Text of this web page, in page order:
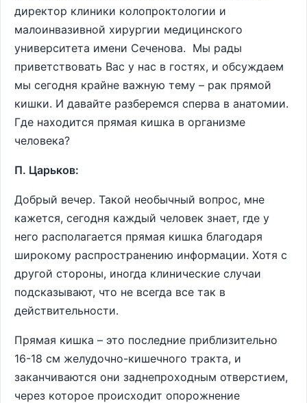
директор клиники колопроктологии и
малоинвазивной хирургии медицинского
университета имени Сеченова. Мы рады
приветствовать Вас у нас в гостях, и обсуждаем
мы сегодня крайне важную тему – рак прямой
кишки. И давайте разберемся сперва в анатомии.
Где находится прямая кишка в организме
человека?
П. Царьков:
Добрый вечер. Такой необычный вопрос, мне
кажется, сегодня каждый человек знает, где у
него располагается прямая кишка благодаря
широкому распространению информации. Хотя с
другой стороны, иногда клинические случаи
подсказывают, что не всегда все так в
действительности.
Прямая кишка – это последние приблизительно
16-18 см желудочно-кишечного тракта, и
заканчиваются они заднепроходным отверстием,
через которое происходит опорожнение